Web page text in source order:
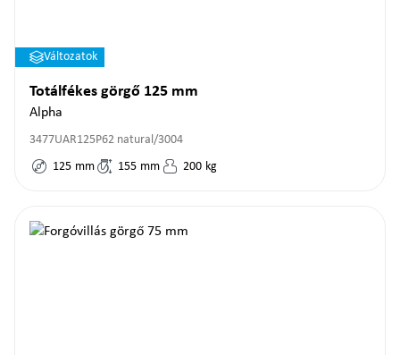
Változatok
Totálfékes görgő 125 mm
Alpha
3477UAR125P62 natural/3004
125 mm 155 mm 200 kg